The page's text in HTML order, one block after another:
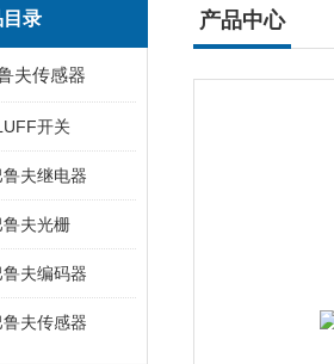
目录
夫传感器
开关
夫继电器
夫光栅
夫编码器
夫传感器
产品中心